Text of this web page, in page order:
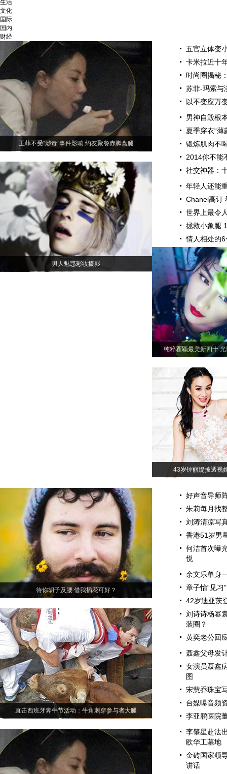
生活
文化
国际
国内
财经
王菲不受“涉毒”事件影响 约友聚餐赤脚盘腿
男人魅惑彩妆摄影
五官立体变
卡米拉近十
时尚圈揭秘
苏菲-玛索与
以不变应万
男神自毁根
夏季穿衣“薄
锻炼肌肉不
2014你不能
社交神器：
年轻人还能
Chanel高订
世界上最令
拯救小象腿
情人相处的
纯粹瞿颖最美新四十
43岁钟丽缇披透视
好声音导师
朱莉每月找
刘涛清凉写
香港51岁男
何洁首次曝
悦
余文乐单身
章子怡“见习
42岁迪亚茨
刘诗诗杨幂
装圈？
黄奕老公回
聂鑫父母发
女演员聂鑫
图
宋慧乔珠宝
台媒曝音频
李亚鹏医院
待你胡子及腰 借我插花可好？
直击西班牙奔牛节活动：牛角刺穿参与者大腿
李肇星赴法
欧华工墓地
金砖国家领
讲话